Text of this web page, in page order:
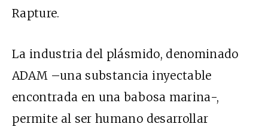
Rapture.
La industria del plásmido, denominado
ADAM –una substancia inyectable
encontrada en una babosa marina-,
permite al ser humano desarrollar